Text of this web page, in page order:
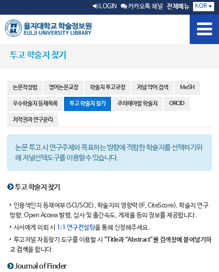
LOGIN 카카오톡 채널 전체메뉴 KOR
투고 학술지 찾기
논문작성법 영어논문교정 학술지 투고규정 저널 약어 검색 MeSH
우수학술지 등재목록 투고 학술지 찾기 주의해야할 학술지 ORCID
저작권과 연구윤리
논문 투고 시 연구주제와 목표하는 방향에 적합한 학술지를 선택하기위
해 저널선택도구를 이용할수 있습니다.
투고 학술지 찾기
인용색인지 등재여부(SCI/SCIE), 학술지의 영향력(IF, CiteScore), 학술지 연구
방향, Open Access 발행, 심사 및 출간속도, 게재율 등의 정보를 제공합니다.
사서에게 의뢰 시 1:1 연구컨설팅을 통해 신청해주세요.
투고저널 자동찾기 도구를 이용할 시 “Title과 “Abstract”를 검색창에 붙여넣기하
고 검색을 합니다.
Journal of Finder